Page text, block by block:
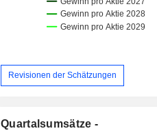
154 Mrd.
107 Mrd.
Revisionen der Schätzungen
Quartalsumsätze -